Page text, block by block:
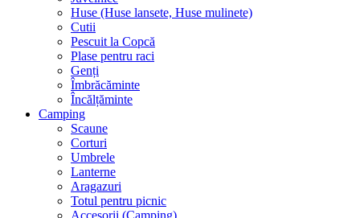
Huse (Huse lansete, Huse mulinete)
Cutii
Pescuit la Copcă
Plase pentru raci
Genți
Îmbrăcăminte
Încălțăminte
Camping
Scaune
Corturi
Umbrele
Lanterne
Aragazuri
Totul pentru picnic